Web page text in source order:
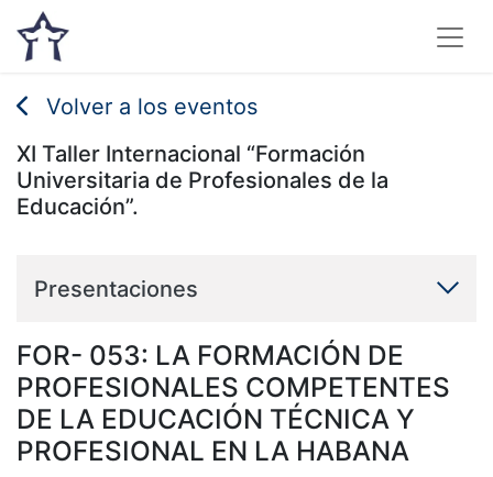
Volver a los eventos
XI Taller Internacional “Formación
Universitaria de Profesionales de la
Educación”.
Presentaciones
FOR- 053: LA FORMACIÓN DE
PROFESIONALES COMPETENTES
DE LA EDUCACIÓN TÉCNICA Y
PROFESIONAL EN LA HABANA